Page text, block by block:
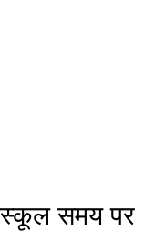
स्कूल समय पर